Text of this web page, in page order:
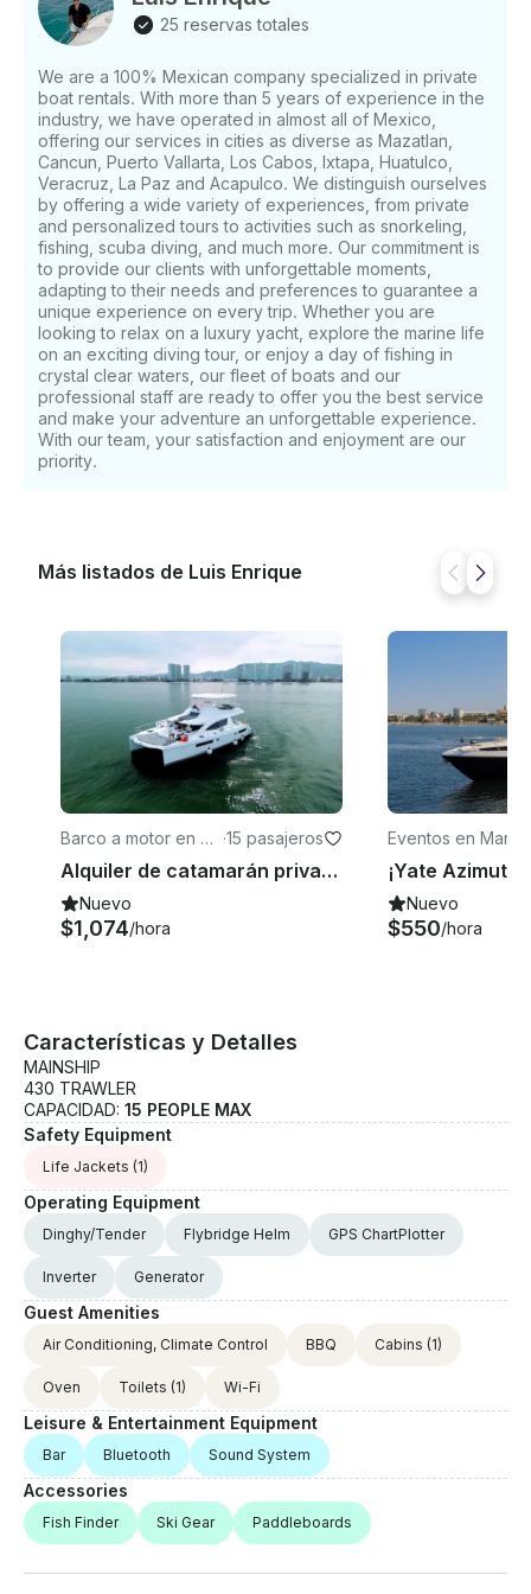
capitán profesional y tripulación multilingüe. Para
una excursión de 4 horas, una ruta recomendada
una excelente combinación para nadar, bucear y
relajarse en un entorno pintoresco. Los viajes más
largos también pueden llegar a Boca de Tomatlán,
Colomitos, Madagascar, Playa Caballo, Majahuitas,
Las Ánimas o Yelapa, según las condiciones
climáticas y el tiempo que su grupo quiera pasar en
cada parada . Los huéspedes pueden traer su propia
comida y bebida, aunque se deben evitar los envases
de vidrio por motivos de seguridad. Hay un período
de gracia de 15 minutos para la llegada; después de
eso, el tiempo perdido se deduce del chárter. El
impuesto portuario, el estacionamiento, el traslado al
puerto deportivo, el servicio de aparcacoches, las
propinas y el seguro de objetos perdidos no están
incluidos. En caso de mal tiempo, o con suficiente
antelación, la reserva puede reprogramarse de
25 reservas totales
We are a 100% Mexican company specialized in private
boat rentals. With more than 5 years of experience in the
industry, we have operated in almost all of Mexico,
offering our services in cities as diverse as Mazatlan,
Cancun, Puerto Vallarta, Los Cabos, Ixtapa, Huatulco,
Veracruz, La Paz and Acapulco. We distinguish ourselves
by offering a wide variety of experiences, from private
and personalized tours to activities such as snorkeling,
fishing, scuba diving, and much more. Our commitment is
to provide our clients with unforgettable moments,
adapting to their needs and preferences to guarantee a
unique experience on every trip. Whether you are
looking to relax on a luxury yacht, explore the marine life
on an exciting diving tour, or enjoy a day of fishing in
crystal clear waters, our fleet of boats and our
professional staff are ready to offer you the best service
and make your adventure an unforgettable experience.
With our team, your satisfaction and enjoyment are our
priority.
Más listados de Luis Enrique
Barco a motor en Cr
uz de Huanacaxtle
·15 pasajeros
Alquiler de catamarán privado Leopard de 51 pies en Nuevo Vallarta para hasta 15 huéspedes
Nuevo
$1,074/hora
Eventos en
allarta
Nuevo
$550/hora
Características y Detalles
MAINSHIP
430 TRAWLER
CAPACIDAD: 15 PEOPLE MAX
Safety Equipment
Life Jackets (1)
Operating Equipment
Dinghy/Tender Flybridge Helm GPS ChartPlotter
Inverter Generator
Guest Amenities
Air Conditioning, Climate Control BBQ Cabins (1)
Oven Toilets (1) Wi-Fi
Leisure & Entertainment Equipment
Bar Bluetooth Sound System
Accessories
Fish Finder Ski Gear Paddleboards